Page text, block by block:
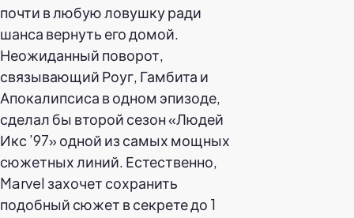
почти в любую ловушку ради
шанса вернуть его домой.
Неожиданный поворот,
связывающий Роуг, Гамбита и
Апокалипсиса в одном эпизоде,
сделал бы второй сезон «Людей
Икс ’97» одной из самых мощных
сюжетных линий. Естественно,
Marvel захочет сохранить
подобный сюжет в секрете до 1